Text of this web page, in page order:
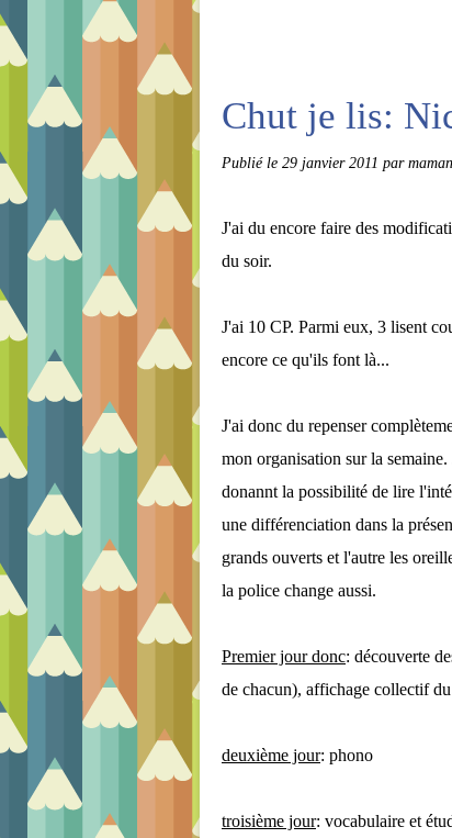
Chut je lis:
Publié le 29 janvier 2011 par
J'ai du encore faire des
du soir.
J'ai 10 CP. Parmi eux, 3 lisent
encore ce qu'ils font là...
J'ai donc du repenser
mon organisation sur la
donannt la possibilité de lire
une différenciation dans la
grands ouverts et l'autre les
la police change aussi.
Premier jour donc: découverte
de chacun), affichage collectif
deuxième jour: phono
troisième jour: vocabulaire et